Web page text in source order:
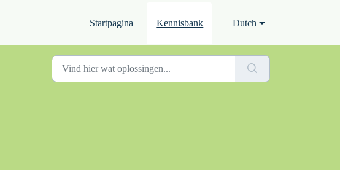
Startpagina Kennisbank Dutch